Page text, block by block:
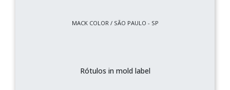
MACK COLOR / SÃO PAULO - SP
Rótulos in mold label